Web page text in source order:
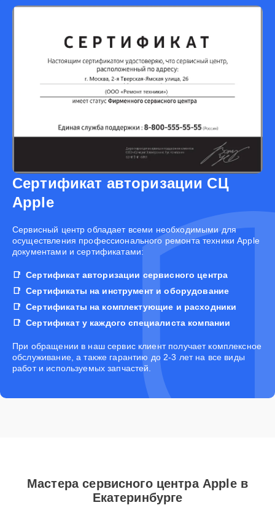
Сертификат авторизации СЦ
Apple
Cервисный центр обладает всеми необходимыми для
осуществления профессионального ремонта техники Apple
документами и сертификатами:
Сертификат авторизации сервисного центра
Сертификаты на инструмент и оборудование
Сертификаты на комплектующие и расходники
Сертификат у каждого специалиста компании
При обращении в наш сервис клиент получает комплексное
обслуживание, а также гарантию до 2-3 лет на все виды
работ и используемых запчастей.
Мастера сервисного центра Apple в
Екатеринбурге